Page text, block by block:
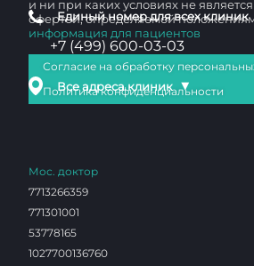
Единый номер для всех клиник
+7 (499) 600-03-03
Все адреса клиник ▼
и ни при каких условиях не
офертой, определяемой
информация для пациентов
Согласие на обработку
Политика конфиденциальности
Мос. доктор
7713266359
771301001
53778165
1027700136760